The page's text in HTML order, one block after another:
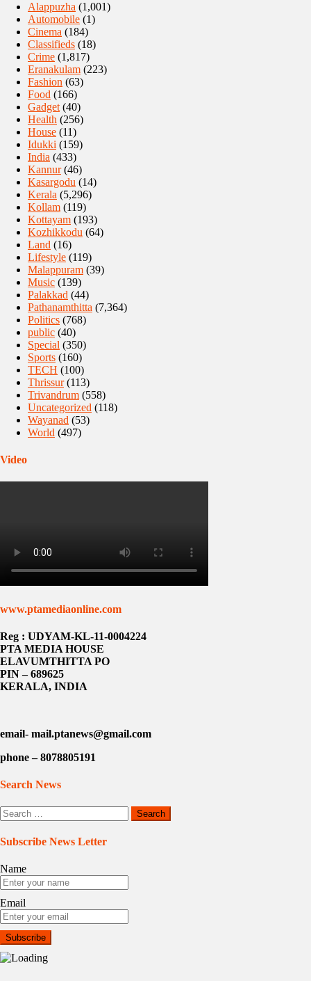
Alappuzha (1,001)
Automobile (1)
Cinema (184)
Classifieds (18)
Crime (1,817)
Eranakulam (223)
Fashion (63)
Food (166)
Gadget (40)
Health (256)
House (11)
Idukki (159)
India (433)
Kannur(46)
Kasargodu (14)
Kerala (5,296)
Kollam (119)
Kottayam (193)
Kozhikkodu (64)
Land (16)
Lifestyle (119)
Malappuram (39)
Music (139)
Palakkad (44)
Pathanamthitta (7,364)
Politics (768)
public (40)
Special (350)
Sports (160)
TECH (100)
Thrissur(113)
Trivandrum (558)
Uncategorized (118)
Wayanad (53)
World (497)
Video
www.ptamediaonline.com
Reg : UDYAM-KL-11-0004224
PTA MEDIA HOUSE
ELAVUMTHITTA PO
PIN – 689625
KERALA, INDIA
email- mail.ptanews@gmail.com
phone – 8078805191
Search News
Search
for:
Subscribe News Letter
Name
Email